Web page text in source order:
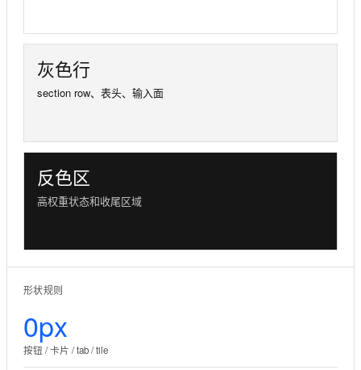
灰色行
section row、表头、输入面
反色区
高权重状态和收尾区域
形状规则
0px
按钮 / 卡片 / tab / tile